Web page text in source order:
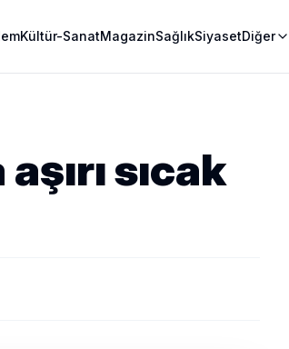
Kültür-SanatMagazinSağlıkSiyasetDiğer
sıcak